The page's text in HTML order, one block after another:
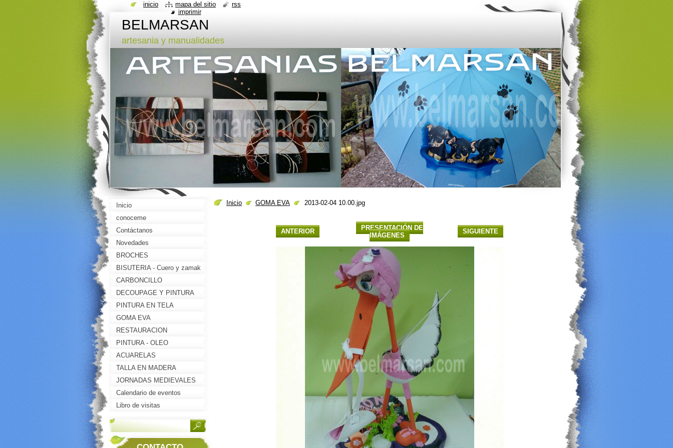
BELMARSAN
artesania y manualidades
Inicio GOMA EVA 2013-02-04 10.00.jpg
ANTERIOR
PRESENTACIÓN DE
IMÁGENES
SIGUIENTE
Inicio
conoceme
Contáctanos
Novedades
BROCHES
BISUTERIA - Cuero y zamak
CARBONCILLO
DECOUPAGE Y PINTURA
DECORATIVA
PINTURA EN TELA
GOMA EVA
RESTAURACION
PINTURA - OLEO
ACUARELAS
TALLA EN MADERA
JORNADAS MEDIEVALES
2013-BRIONES(LA RIOJA)
Calendario de eventos
Libro de visitas
inicio mapa del sitio
rss
imprimir